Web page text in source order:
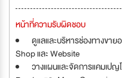
หน้าที่ความรับผิดชอบ
ดูแลและบริหารช่องทางขาย
Shop และ Website
วางแผนและจัดการแคมเปญ